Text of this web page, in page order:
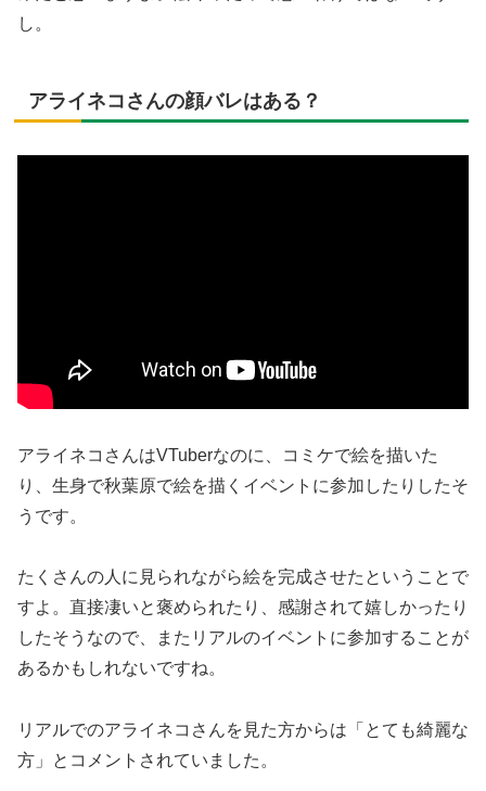
し。
アライネコさんの顔バレはある？
アライネコさんはVTuberなのに、コミケで絵を描いた
り、生身で秋葉原で絵を描くイベントに参加したりしたそ
うです。
たくさんの人に見られながら絵を完成させたということで
すよ。直接凄いと褒められたり、感謝されて嬉しかったり
したそうなので、またリアルのイベントに参加することが
あるかもしれないですね。
リアルでのアライネコさんを見た方からは「とても綺麗な
方」とコメントされていました。